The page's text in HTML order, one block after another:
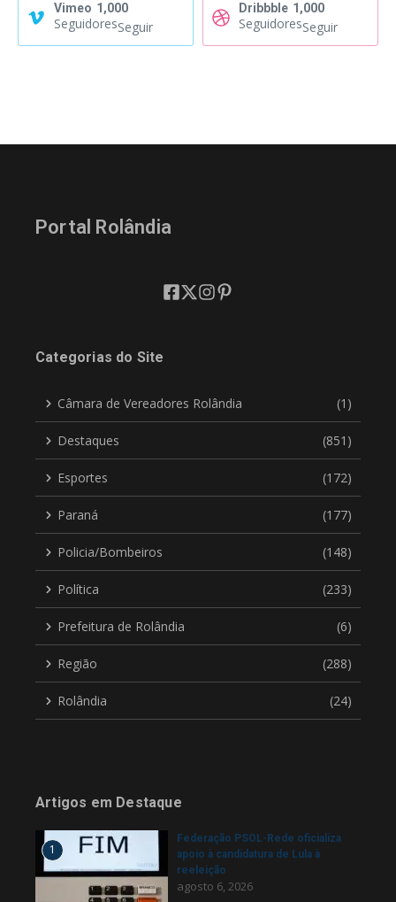
Vimeo 1,000
SeguidoresSeguir
Dribbble 1,000
SeguidoresSeguir
Portal Rolândia
Categorias do Site
Câmara de Vereadores Rolândia (1)
Destaques (851)
Esportes (172)
Paraná (177)
Policia/Bombeiros (148)
Política (233)
Prefeitura de Rolândia (6)
Região (288)
Rolândia (24)
Artigos em Destaque
1
Federação PSOL-Rede oficializa
apoio à candidatura de Lula à
reeleição
agosto 6, 2026